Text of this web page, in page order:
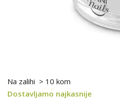
Na zalihi > 10 kom
Dostavljamo najkasnije